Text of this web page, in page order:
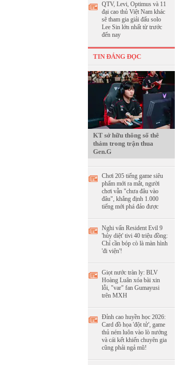
QTV, Levi, Optimus và 11
đại cao thủ Việt Nam khác
sẽ tham gia giải đấu solo
Lee Sin lớn nhất từ trước
đến nay
TIN ĐÁNG ĐỌC
KT sở hữu thông số thê
thảm trong trận thua
Gen.G
Chơi 205 tiếng game siêu
phẩm mới ra mắt, người
chơi vẫn "chưa đâu vào
đâu", khẳng định 1.000
tiếng mới phá đảo được
Nghi vấn Resident Evil 9
'hủy diệt' tivi 40 triệu đồng:
Chỉ cần bóp cò là màn hình
'đi viện'!
Giọt nước tràn ly: BLV
Hoàng Luân xóa bài xin
lỗi, "var" fan Gumayusi
trên MXH
Đỉnh cao huyền học 2026:
Card đồ họa 'đột tử', game
thủ ném luôn vào lò nướng
và cái kết khiến chuyên gia
cũng phải ngả mũ!